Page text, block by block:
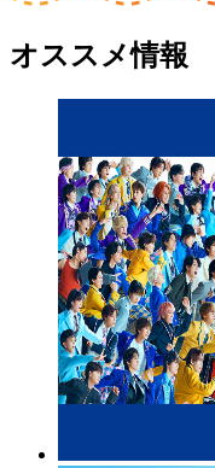
オススメ情報